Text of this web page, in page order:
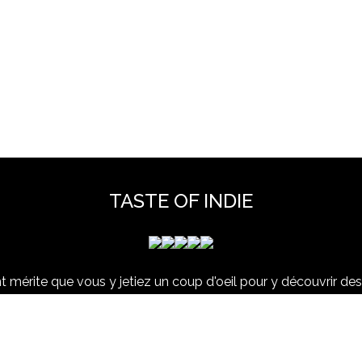
TASTE OF INDIE
que vous y jetiez un coup d'oeil pour y découvrir